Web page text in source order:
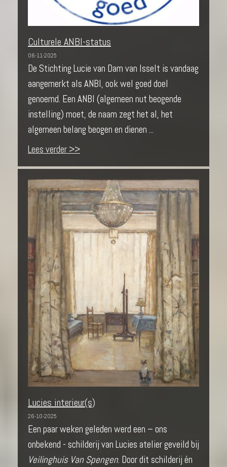
Culturele ANBI-status
06-11-2025
De Stichting Lucie van Dam van Isselt is vandaag
aangemerkt als ANBI, ook wel goed doel
genoemd. Een ANBI (algemeen nut beogende
instelling) moet, de naam zegt het al, het
algemeen belang beogen en dienen ...
Lees verder >>
Lucies interieur(s)
26-10-2025
Een paar weken geleden werd een – ons
onbekend - schilderij van Lucies atelier geveild bij
Veilinghuis Van Spengen. Door dit schilderij én